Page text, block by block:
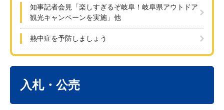
知事記者会見「楽しすぎるぞ岐阜！岐阜県アウトドア
観光キャンペーンを実施」他
熱中症を予防しましょう
入札・公売